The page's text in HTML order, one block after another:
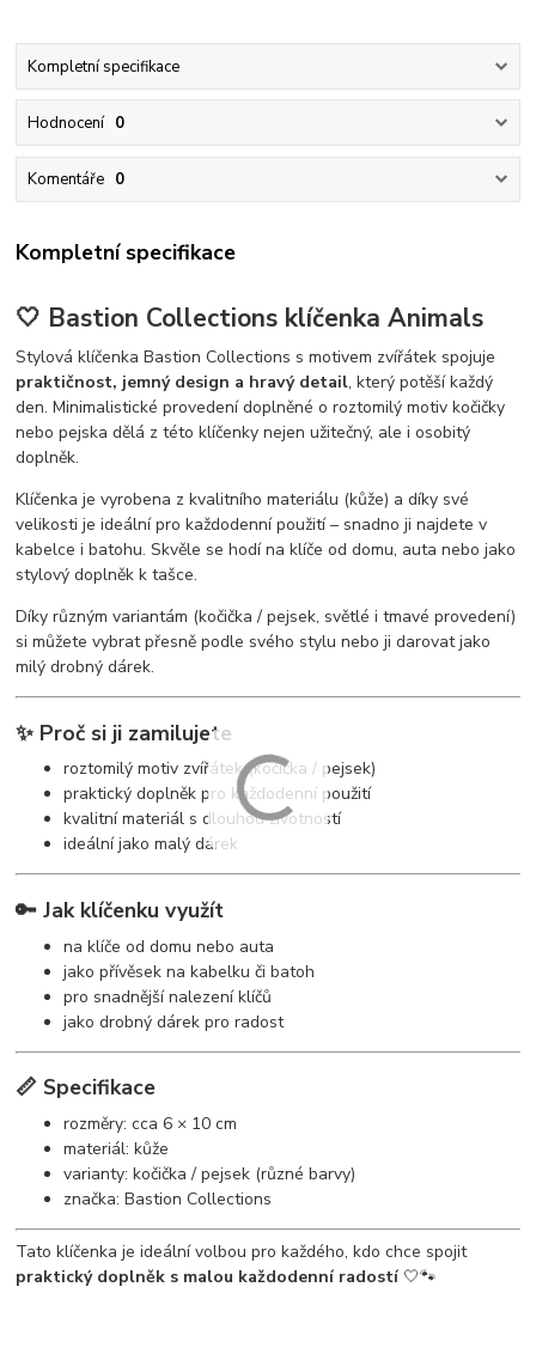
Kompletní specifikace
Hodnocení 0
Komentáře 0
Kompletní specifikace
🤍 Bastion Collections klíčenka Animals
Stylová klíčenka Bastion Collections s motivem zvířátek spojuje
praktičnost, jemný design a hravý detail, který potěší každý
den. Minimalistické provedení doplněné o roztomilý motiv kočičky
nebo pejska dělá z této klíčenky nejen užitečný, ale i osobitý
doplněk.
Klíčenka je vyrobena z kvalitního materiálu (kůže) a díky své
velikosti je ideální pro každodenní použití – snadno ji najdete v
kabelce i batohu. Skvěle se hodí na klíče od domu, auta nebo jako
stylový doplněk k tašce.
Díky různým variantám (kočička / pejsek, světlé i tmavé provedení)
si můžete vybrat přesně podle svého stylu nebo ji darovat jako
milý drobný dárek.
✨ Proč si ji zamilujete
roztomilý motiv zvířátek (kočička / pejsek)
praktický doplněk pro každodenní použití
kvalitní materiál s dlouhou životností
ideální jako malý dárek
🔑 Jak klíčenku využít
na klíče od domu nebo auta
jako přívěsek na kabelku či batoh
pro snadnější nalezení klíčů
jako drobný dárek pro radost
📏 Specifikace
rozměry: cca 6 × 10 cm
materiál: kůže
varianty: kočička / pejsek (různé barvy)
značka: Bastion Collections
Tato klíčenka je ideální volbou pro každého, kdo chce spojit
praktický doplněk s malou každodenní radostí🤍🐾